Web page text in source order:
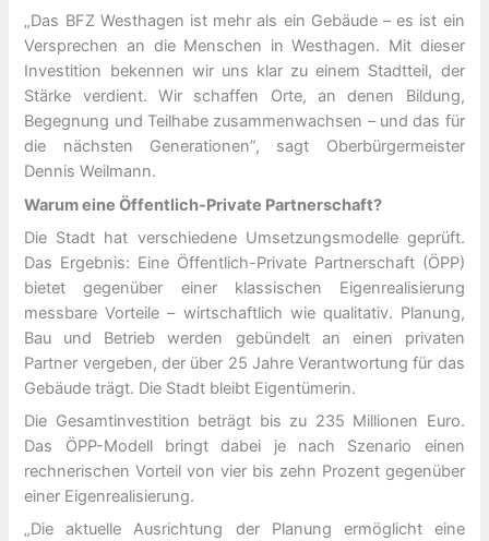
„Das BFZ Westhagen ist mehr als ein Gebäude – es ist ein
Versprechen an die Menschen in Westhagen. Mit dieser
Investition bekennen wir uns klar zu einem Stadtteil, der
Stärke verdient. Wir schaffen Orte, an denen Bildung,
Begegnung und Teilhabe zusammenwachsen – und das für
die nächsten Generationen”, sagt Oberbürgermeister
Dennis Weilmann.
Warum eine Öffentlich-Private Partnerschaft?
Die Stadt hat verschiedene Umsetzungsmodelle geprüft.
Das Ergebnis: Eine Öffentlich-Private Partnerschaft (ÖPP)
bietet gegenüber einer klassischen Eigenrealisierung
messbare Vorteile – wirtschaftlich wie qualitativ. Planung,
Bau und Betrieb werden gebündelt an einen privaten
Partner vergeben, der über 25 Jahre Verantwortung für das
Gebäude trägt. Die Stadt bleibt Eigentümerin.
Die Gesamtinvestition beträgt bis zu 235 Millionen Euro.
Das ÖPP-Modell bringt dabei je nach Szenario einen
rechnerischen Vorteil von vier bis zehn Prozent gegenüber
einer Eigenrealisierung.
„Die aktuelle Ausrichtung der Planung ermöglicht eine